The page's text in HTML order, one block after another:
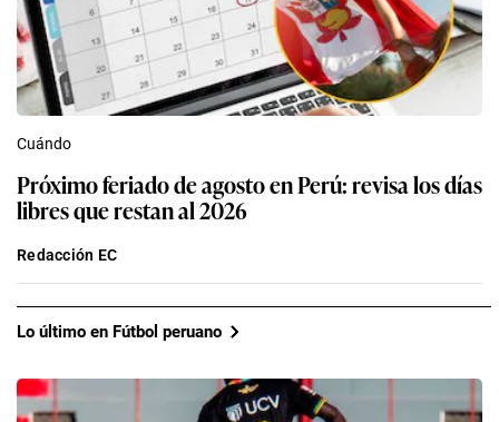
Cuándo
Próximo feriado de agosto en Perú: revisa los días
libres que restan al 2026
Redacción EC
Lo último en Fútbol peruano